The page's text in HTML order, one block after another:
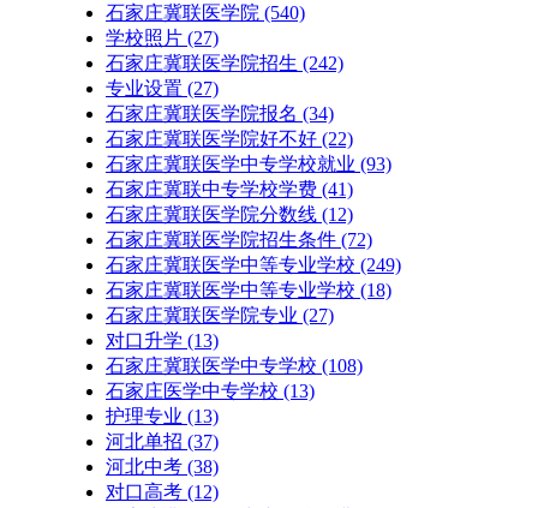
石家庄冀联医学院 (540)
学校照片 (27)
石家庄冀联医学院招生 (242)
专业设置 (27)
石家庄冀联医学院报名 (34)
石家庄冀联医学院好不好 (22)
石家庄冀联医学中专学校就业 (93)
石家庄冀联中专学校学费 (41)
石家庄冀联医学院分数线 (12)
石家庄冀联医学院招生条件 (72)
石家庄冀联医学中等专业学校 (249)
石家庄冀联医学中等专业学校​ (18)
石家庄冀联医学院专业 (27)
对口升学 (13)
石家庄冀联医学中专学校 (108)
石家庄医学中专学校 (13)
护理专业 (13)
河北单招 (37)
河北中考 (38)
对口高考 (12)